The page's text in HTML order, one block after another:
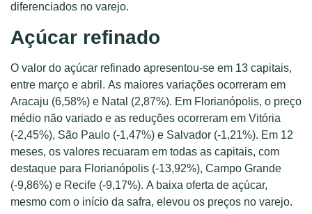
diferenciados no varejo.
Açúcar refinado
O valor do açúcar refinado apresentou-se em 13 capitais,
entre março e abril. As maiores variações ocorreram em
Aracaju (6,58%) e Natal (2,87%). Em Florianópolis, o preço
médio não variado e as reduções ocorreram em Vitória
(-2,45%), São Paulo (-1,47%) e Salvador (-1,21%). Em 12
meses, os valores recuaram em todas as capitais, com
destaque para Florianópolis (-13,92%), Campo Grande
(-9,86%) e Recife (-9,17%). A baixa oferta de açúcar,
mesmo com o início da safra, elevou os preços no varejo.